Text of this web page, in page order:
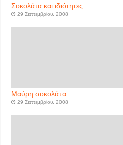
Σοκολάτα και ιδιότητες
29 Σεπτεμβρίου, 2008
Μαύρη σοκολάτα
29 Σεπτεμβρίου, 2008